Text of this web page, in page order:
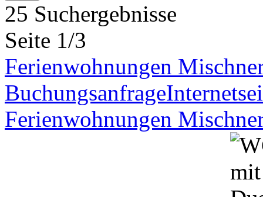
25 Suchergebnisse
Seite 1/3
Ferienwohnungen
Buchungsanfrage
Ferienwohnungen